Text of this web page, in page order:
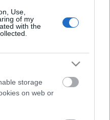
Use,
of my
with the
storage
on web or
érték, kiváló
hét leforgása
gépek
adott szerkezetre
hónap alatt végeztek